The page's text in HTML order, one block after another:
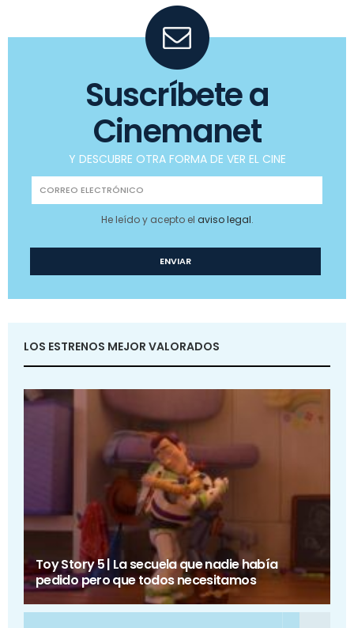
Suscríbete a
Cinemanet
Y DESCUBRE OTRA FORMA DE VER EL CINE
He leído y acepto el aviso legal.
LOS ESTRENOS MEJOR VALORADOS
Toy Story 5 | La secuela que nadie había
pedido pero que todos necesitamos